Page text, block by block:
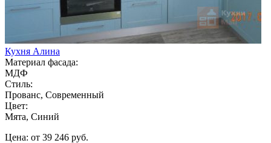
Кухня Алина
Материал фасада:
МДФ
Стиль:
Прованс, Современный
Цвет:
Мята, Синий
Цена: от 39 246 руб.